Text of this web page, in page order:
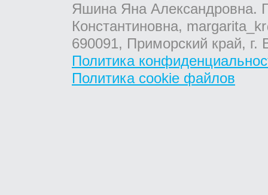
Яшина Яна Александровна.
Константиновна,
690091, Приморский край,
Политика
Политика cookie файлов